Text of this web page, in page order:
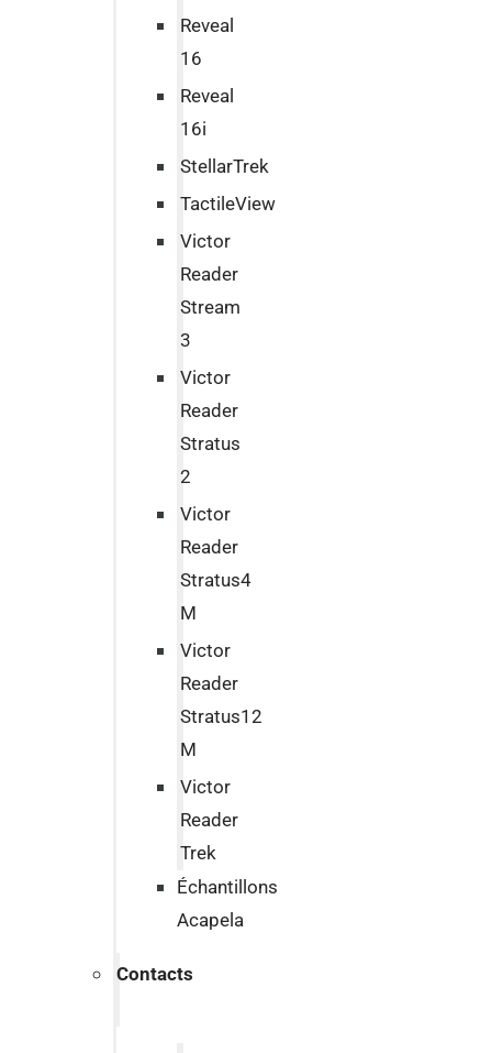
Reveal
16
Reveal
16i
StellarTrek
TactileView
Victor
Reader
Stream
3
Victor
Reader
Stratus
2
Victor
Reader
Stratus4
M
Victor
Reader
Stratus12
M
Victor
Reader
Trek
Échantillons
Acapela
Contacts